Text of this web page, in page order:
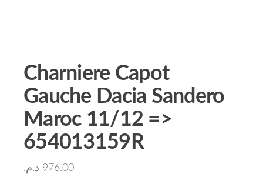
Charniere Capot
Gauche Dacia Sandero
Maroc 11/12 =>
654013159R
976.00 د.م.